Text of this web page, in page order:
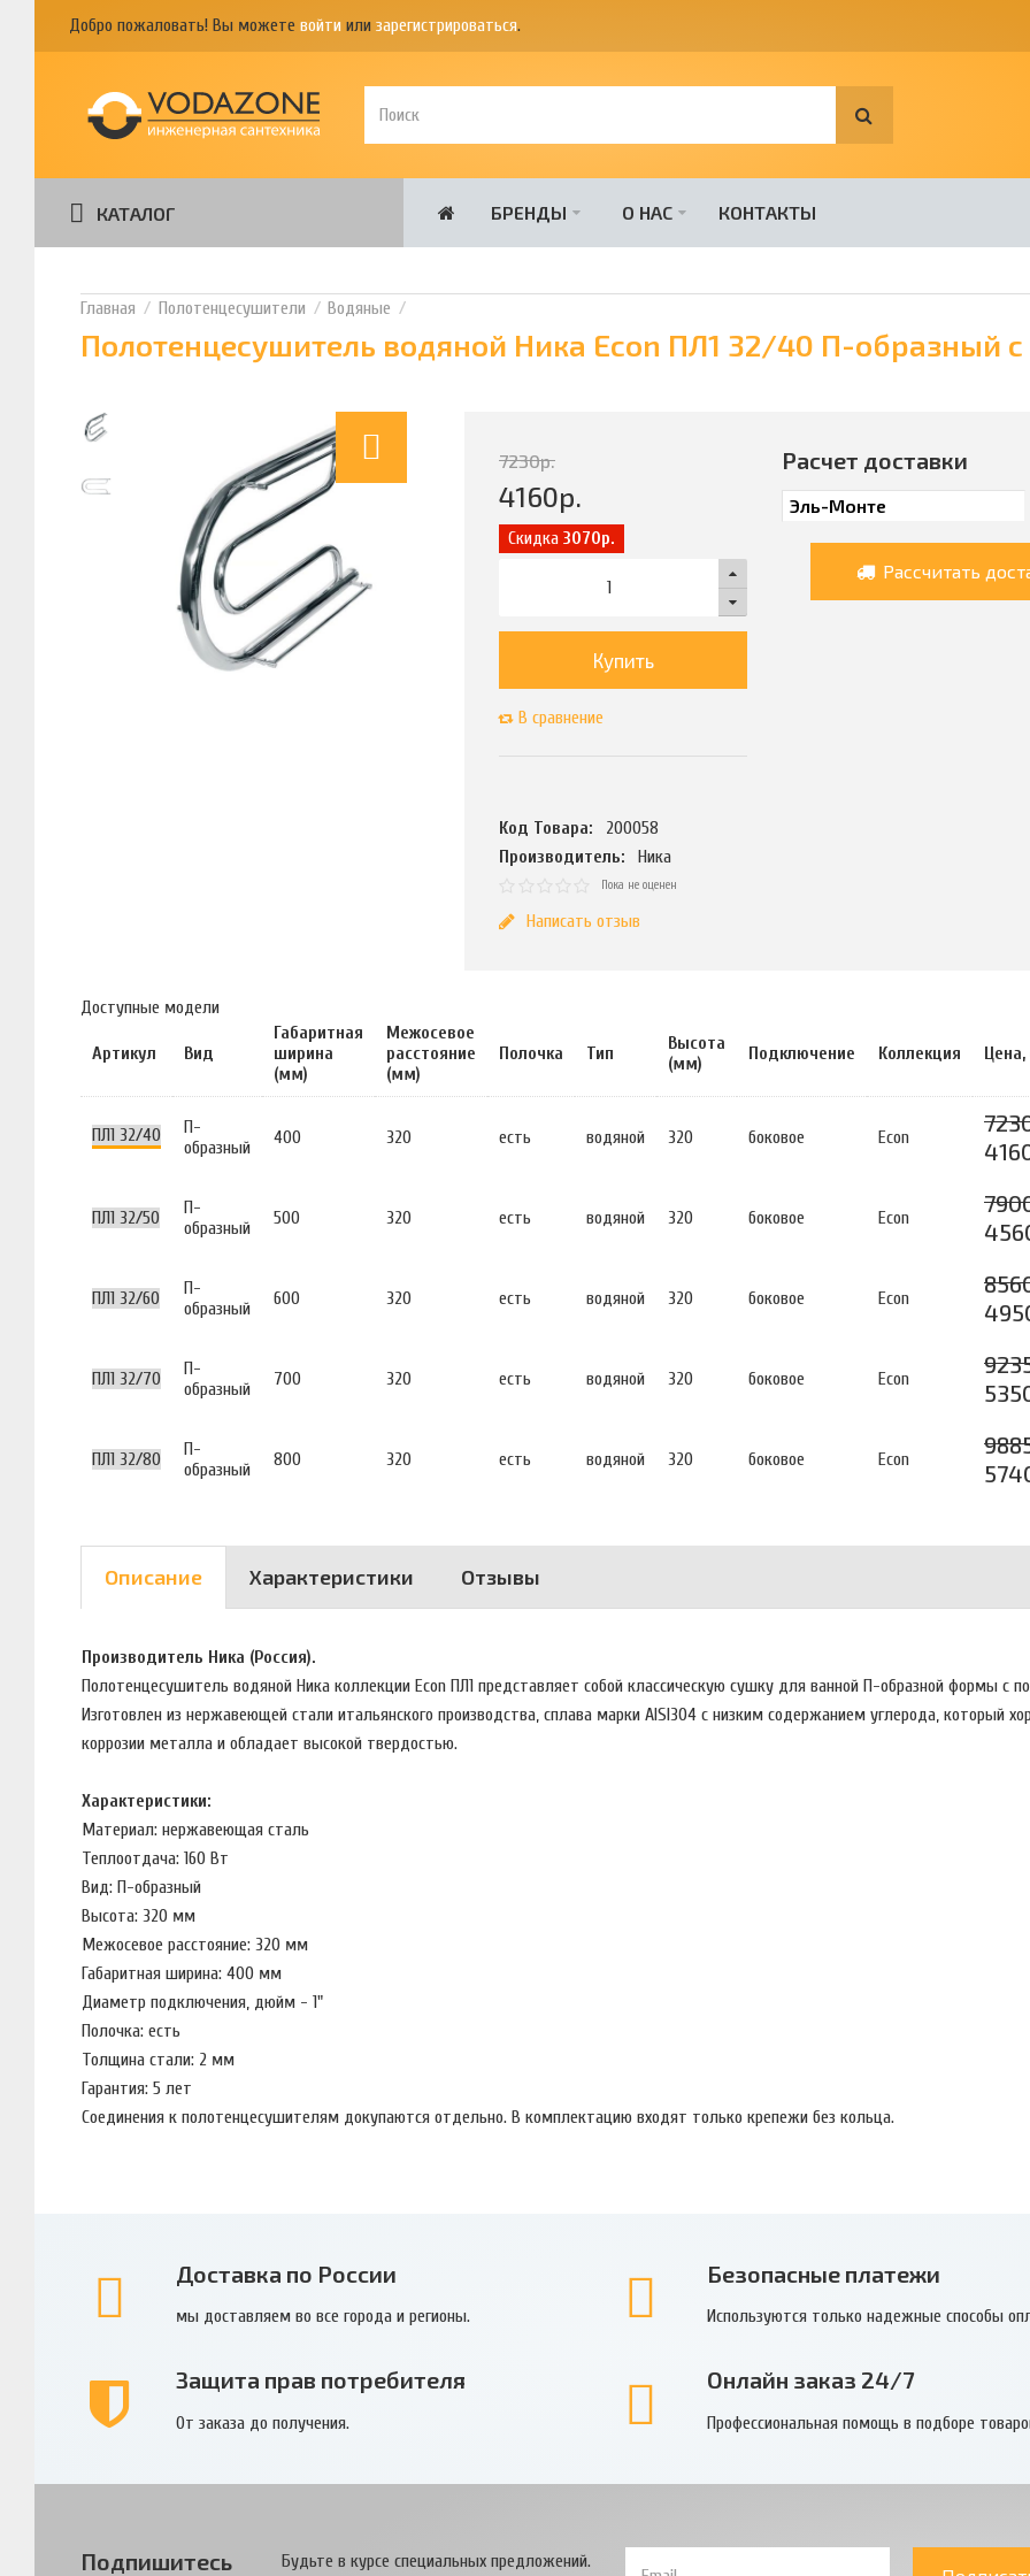
Добро пожаловать! Вы можете войти или зарегистрироваться.
КАТАЛОГ БРЕНДЫ О НАС КОНТАКТЫ
Полотенцесушители Водяные
Полотенцесушитель водяной Ника Econ ПЛ1 32/40 П-образный с
7230р.
4160р.
Скидка3070р.
Купить
В сравнение
Код Товара:
200058
Производитель:
Ника
Пока не оценен
Написать отзыв
Расчет доставки
Рассчитать
Доступные модели
Артикул Вид
Габаритная
ширина
(мм)
Межосевое
расстояние
(мм)
Полочка Тип
Высота
(мм)
Подключение Коллекция Цена,
ПЛ1 32/40
П-
образный
400 320 есть водяной 320 боковое Econ
ПЛ1 32/50
П-
образный
500 320 есть водяной 320 боковое Econ
ПЛ1 32/60
П-
образный
600 320 есть водяной 320 боковое Econ
ПЛ1 32/70
П-
образный
700 320 есть водяной 320 боковое Econ
ПЛ1 32/80
П-
образный
800 320 есть водяной 320 боковое Econ
Описание Характеристики Отзывы
Производитель Ника (Россия).
Полотенцесушитель водяной Ника коллекции Econ ПЛ1 представляет собой классическую сушку для ванной П-образной формы с
Изготовлен из нержавеющей стали итальянского производства, сплава марки AISI304 с низким содержанием углерода, который
коррозии металла и обладает высокой твердостью.
Характеристики:
Материал: нержавеющая сталь
Теплоотдача: 160 Вт
Вид: П-образный
Высота: 320 мм
Межосевое расстояние: 320 мм
Габаритная ширина: 400 мм
Диаметр подключения, дюйм - 1"
Полочка: есть
Толщина стали: 2 мм
Гарантия: 5 лет
Соединения к полотенцесушителям докупаются отдельно. В комплектацию входят только крепежи без кольца.
Доставка по России
мы доставляем во все города и регионы.
Безопасные платежи
Используются только надежные способы
Защита прав потребителя
От заказа до получения.
Онлайн заказ 24/7
Профессиональная помощь в подборе
Подпишитесь
Будьте в курсе специальных предложений.